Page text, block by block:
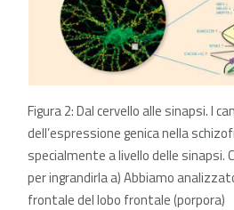
Figura 2: Dal cervello alle sinapsi. I
dell’espressione genica nella
specialmente a livello delle sinapsi.
per ingrandirlaa) Abbiamo
frontale del lobo frontale (porpora)